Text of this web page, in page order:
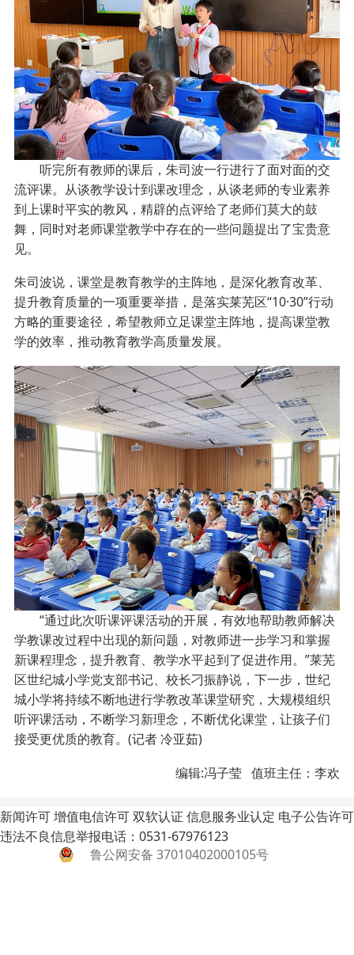
听完所有教师的课后，朱司波一行进行了面对面的交
流评课。从谈教学设计到课改理念，从谈老师的专业素养
到上课时平实的教风，精辟的点评给了老师们莫大的鼓
舞，同时对老师课堂教学中存在的一些问题提出了宝贵意
见。
朱司波说，课堂是教育教学的主阵地，是深化教育改革、
提升教育质量的一项重要举措，是落实莱芜区“10·30”行动
方略的重要途径，希望教师立足课堂主阵地，提高课堂教
学的效率，推动教育教学高质量发展。
“通过此次听课评课活动的开展，有效地帮助教师解决
学教课改过程中出现的新问题，对教师进一步学习和掌握
新课程理念，提升教育、教学水平起到了促进作用。”莱芜
区世纪城小学党支部书记、校长刁振静说，下一步，世纪
城小学将持续不断地进行学教改革课堂研究，大规模组织
听评课活动，不断学习新理念，不断优化课堂，让孩子们
接受更优质的教育。(记者 冷亚茹)
编辑:冯子莹 值班主任：李欢
新闻许可增值电信许可双软认证 信息服务业认定 电子公告许可
违法不良信息举报电话：0531-67976123
鲁公网安备 37010402000105号